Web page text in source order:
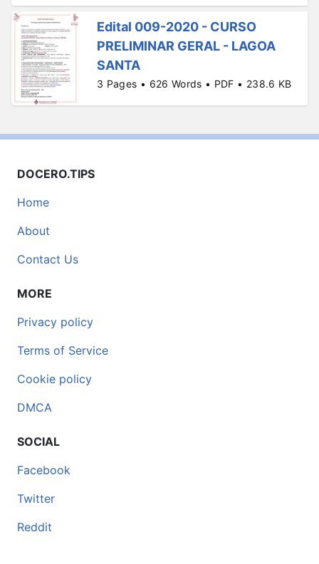
Edital 009-2020 - CURSO
PRELIMINAR GERAL - LAGOA
SANTA
3 Pages • 626 Words • PDF • 238.6 KB
DOCERO.TIPS
Home
About
Contact Us
MORE
Privacy policy
Terms of Service
Cookie policy
DMCA
SOCIAL
Facebook
Twitter
Reddit